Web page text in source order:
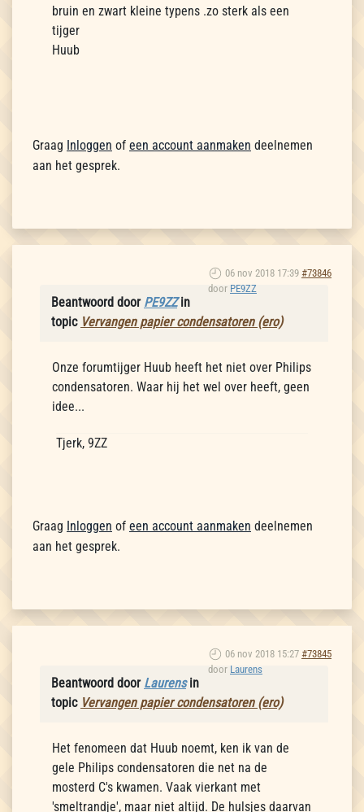
bruin en zwart kleine typens .zo sterk als een
tijger
Huub
Graag Inloggen of een account aanmaken deelnemen
aan het gesprek.
06 nov 2018 17:39 #73846
door PE9ZZ
Beantwoord door PE9ZZin
topic Vervangen papier condensatoren (ero)
Onze forumtijger Huub heeft het niet over Philips
condensatoren. Waar hij het wel over heeft, geen
idee...
Tjerk, 9ZZ
Graag Inloggen of een account aanmaken deelnemen
aan het gesprek.
06 nov 2018 15:27 #73845
door Laurens
Beantwoord door Laurensin
topic Vervangen papier condensatoren (ero)
Het fenomeen dat Huub noemt, ken ik van de
gele Philips condensatoren die net na de
mosterd C's kwamen. Vaak vierkant met
'smeltrandje', maar niet altijd. De hulsjes daarvan